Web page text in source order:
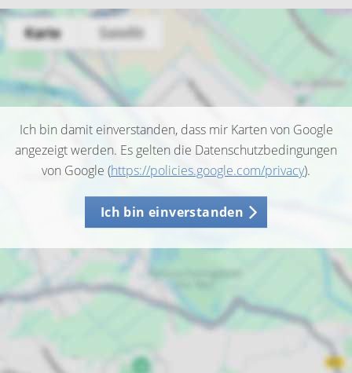
Ich bin damit einverstanden, dass mir Karten von Google
angezeigt werden. Es gelten die Datenschutzbedingungen
von Google (https://policies.google.com/privacy).
Ich bin einverstanden